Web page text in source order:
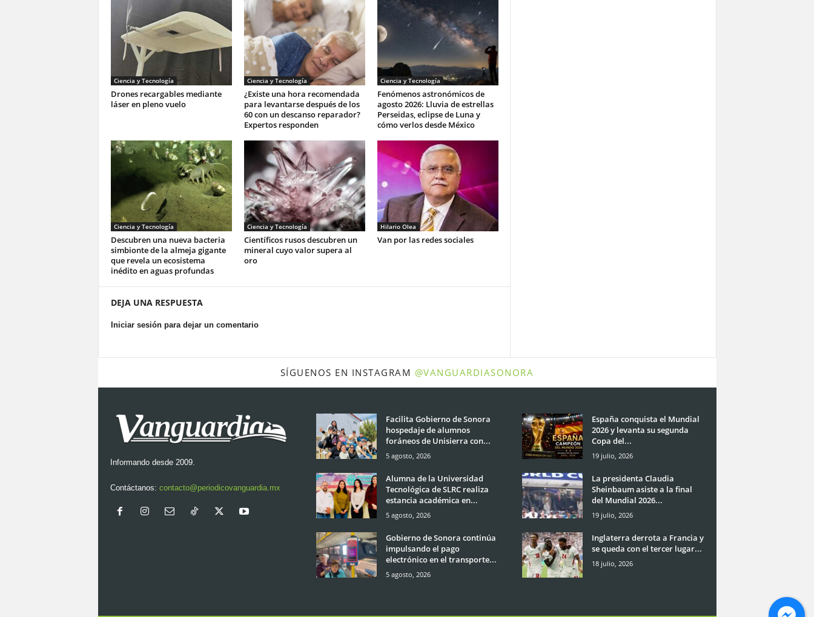
Ciencia y Tecnología
Drones recargables mediante
láser en pleno vuelo
Ciencia y Tecnología
¿Existe una hora recomendada
para levantarse después de los
60 con un descanso reparador?
Expertos responden
Ciencia y Tecnología
Fenómenos astronómicos de
agosto 2026: Lluvia de estrellas
Perseidas, eclipse de Luna y
cómo verlos desde México
Ciencia y Tecnología
Descubren una nueva bacteria
simbionte de la almeja gigante
que revela un ecosistema
inédito en aguas profundas
Ciencia y Tecnología
Científicos rusos descubren un
mineral cuyo valor supera al
oro
Hilario Olea
Van por las redes sociales
DEJA UNA RESPUESTA
Iniciar sesión para dejar un comentario
SÍGUENOS EN INSTAGRAM @VANGUARDIASONORA
Informando desde 2009.
Contáctanos: contacto@periodicovanguardia.mx
Facilita Gobierno de Sonora
hospedaje de alumnos
foráneos de Unisierra con...
5 agosto, 2026
Alumna de la Universidad
Tecnológica de SLRC realiza
estancia académica en...
5 agosto, 2026
Gobierno de Sonora continúa
impulsando el pago
electrónico en el transporte...
5 agosto, 2026
España conquista el Mundial
2026 y levanta su segunda
Copa del...
19 julio, 2026
La presidenta Claudia
Sheinbaum asiste a la final
del Mundial 2026...
19 julio, 2026
Inglaterra derrota a Francia y
se queda con el tercer lugar...
18 julio, 2026